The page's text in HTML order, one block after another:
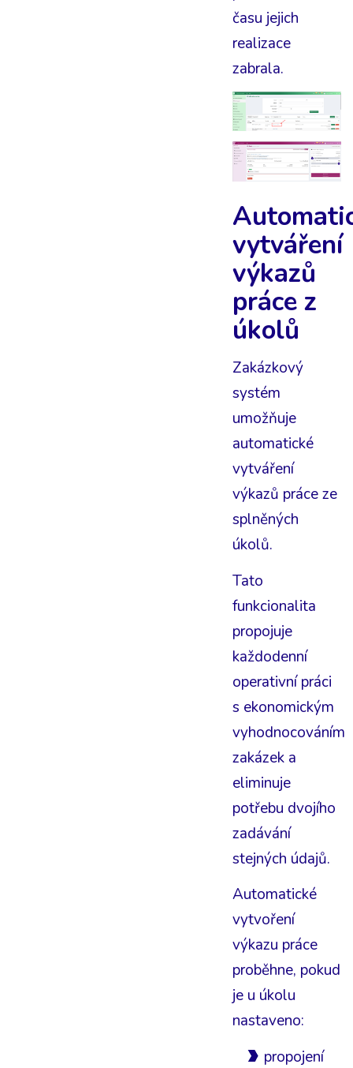
času jejich
realizace
zabrala.
vytváření
výkazů
práce z
úkolů
Zakázkový
systém
umožňuje
automatické
vytváření
výkazů práce ze
splněných
úkolů.
Tato
funkcionalita
propojuje
každodenní
operativní práci
s ekonomickým
vyhodnocováním
zakázek a
eliminuje
potřebu dvojího
zadávání
stejných údajů.
Automatické
vytvoření
výkazu práce
proběhne, pokud
je u úkolu
nastaveno:
propojení